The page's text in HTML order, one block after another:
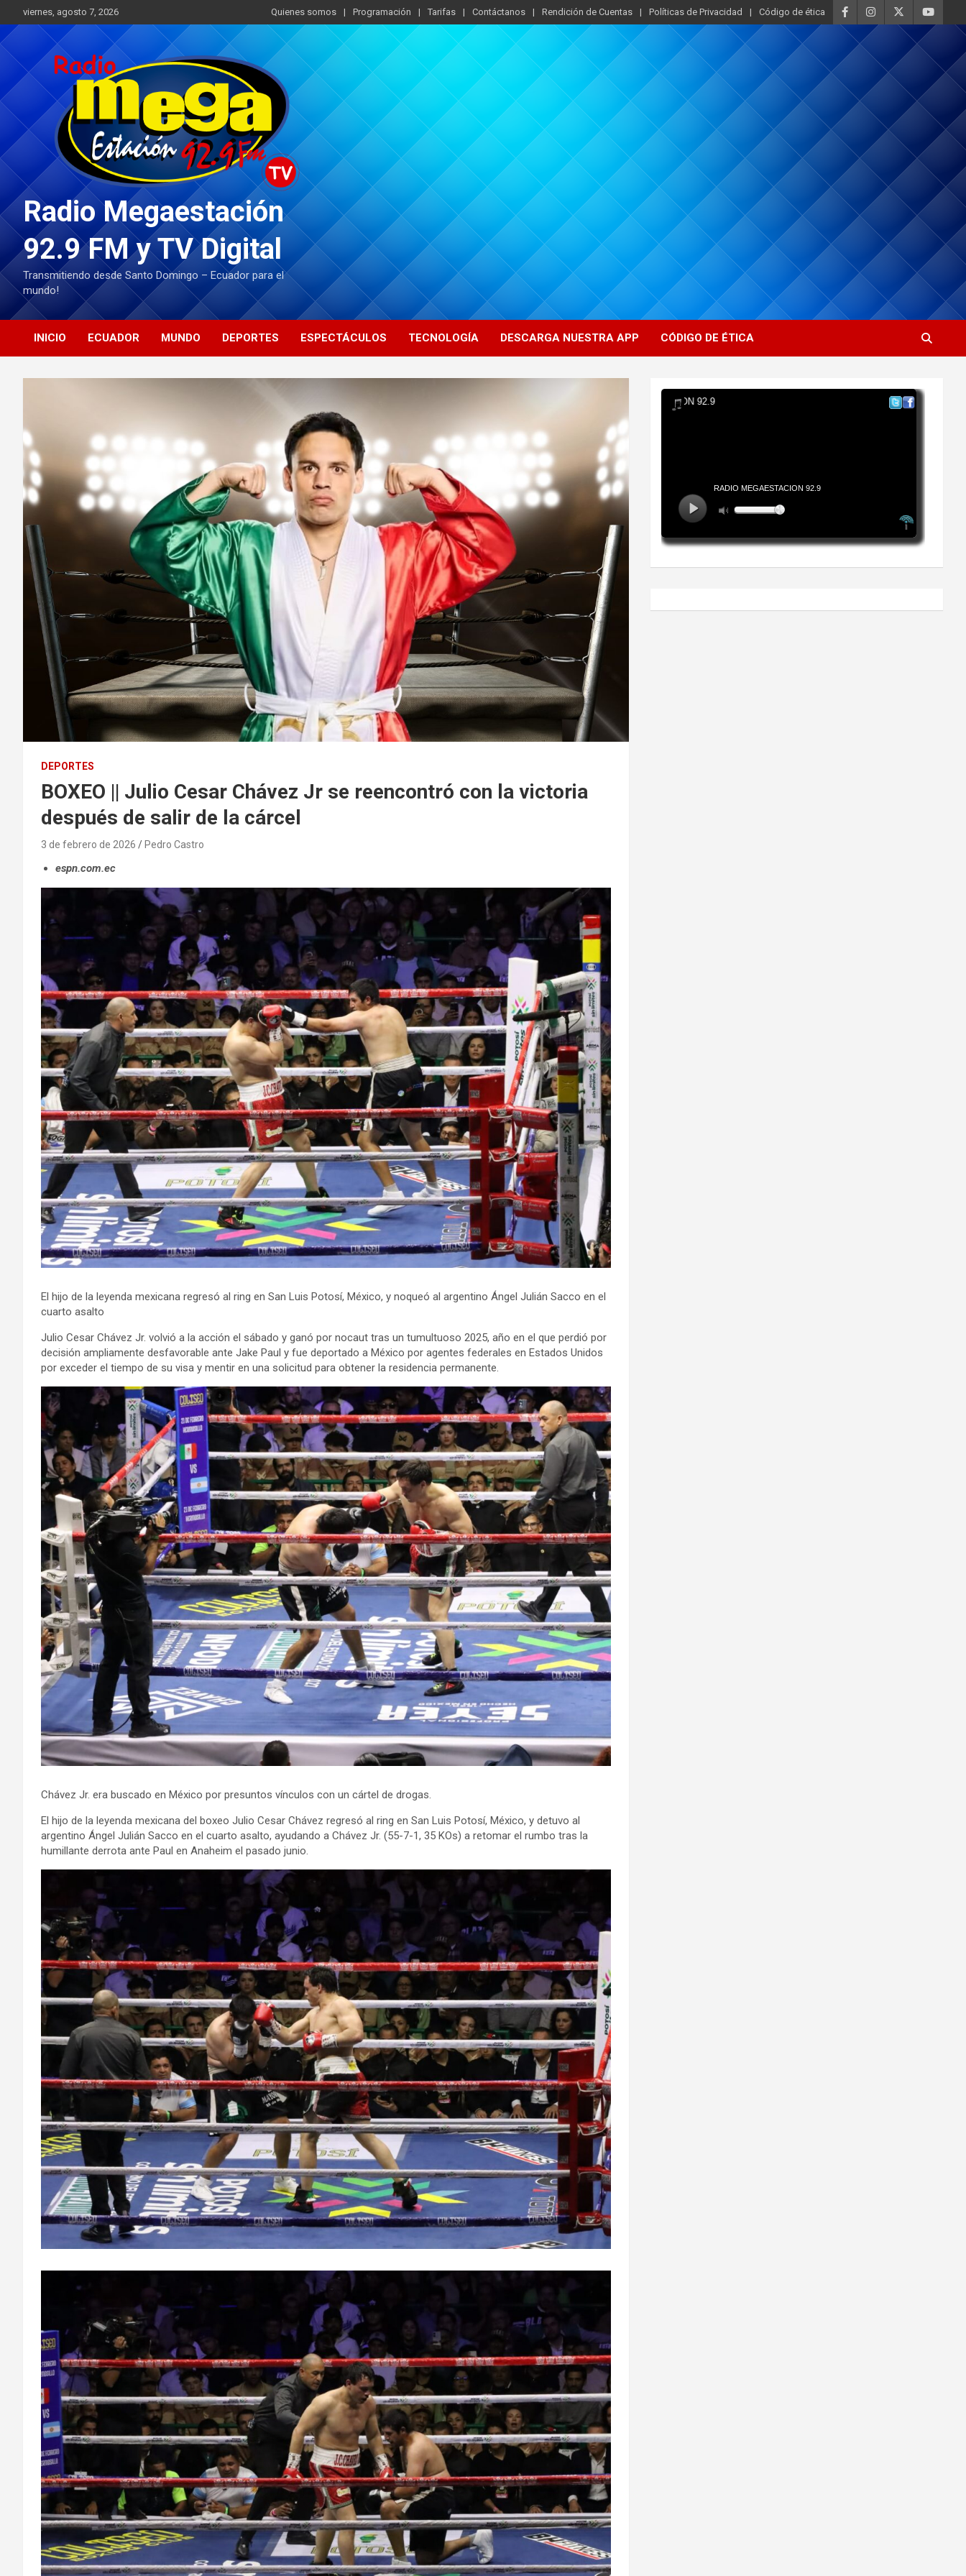
al
contenido
viernes, agosto 7, 2026 Quienes somos Programación Tarifas Contáctanos Rendición de Cuentas Políticas de Privacidad Código de ética
Radio Megaestación
92.9 FM y TV Digital
Transmitiendo desde Santo Domingo – Ecuador para el
mundo!
INICIO ECUADOR MUNDO DEPORTES ESPECTÁCULOS TECNOLOGÍA DESCARGA NUESTRA APP CÓDIGO DE ÉTICA
DEPORTES
BOXEO || Julio Cesar Chávez Jr se reencontró con la victoria
después de salir de la cárcel
3 de febrero de 2026 Pedro Castro
espn.com.ec
El hijo de la leyenda mexicana regresó al ring en San Luis Potosí, México, y noqueó al argentino Ángel Julián Sacco en el
cuarto asalto
Julio Cesar Chávez Jr. volvió a la acción el sábado y ganó por nocaut tras un tumultuoso 2025, año en el que perdió por
decisión ampliamente desfavorable ante Jake Paul y fue deportado a México por agentes federales en Estados Unidos
por exceder el tiempo de su visa y mentir en una solicitud para obtener la residencia permanente.
Chávez Jr. era buscado en México por presuntos vínculos con un cártel de drogas.
El hijo de la leyenda mexicana del boxeo Julio Cesar Chávez regresó al ring en San Luis Potosí, México, y detuvo al
argentino Ángel Julián Sacco en el cuarto asalto, ayudando a Chávez Jr. (55-7-1, 35 KOs) a retomar el rumbo tras la
humillante derrota ante Paul en Anaheim el pasado junio.